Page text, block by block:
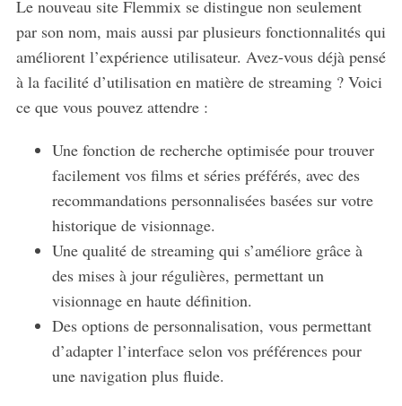
Le nouveau site Flemmix se distingue non seulement
par son nom, mais aussi par plusieurs fonctionnalités qui
améliorent l’expérience utilisateur. Avez-vous déjà pensé
à la facilité d’utilisation en matière de streaming ? Voici
ce que vous pouvez attendre :
Une fonction de recherche optimisée pour trouver
facilement vos films et séries préférés, avec des
recommandations personnalisées basées sur votre
historique de visionnage.
Une qualité de streaming qui s’améliore grâce à
des mises à jour régulières, permettant un
visionnage en haute définition.
Des options de personnalisation, vous permettant
d’adapter l’interface selon vos préférences pour
une navigation plus fluide.